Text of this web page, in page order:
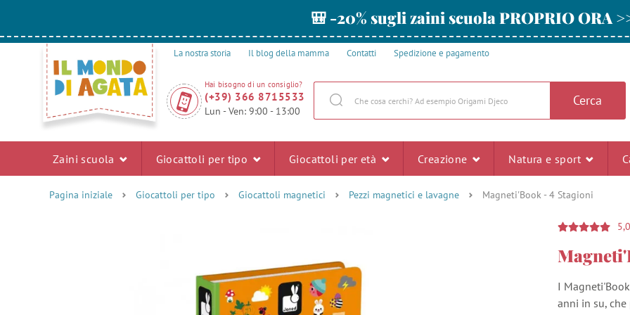
🎒 -20% sugli zaini scuola PROPRIO ORA
La nostra storia Il blog della mamma Contatti Spedizione e pagamento
Hai bisogno di un consiglio?
(+39) 366 8715533
Lun - Ven: 9:00 - 13:00
Cerca
Zaini scuola Giocattoli per tipo Giocattoli per età Creazione Natura e sport
Pagina iniziale Giocattoli per tipo Giocattoli magnetici Pezzi magnetici e lavagne Magneti'Book - 4 Stagioni
5,0
I
anni in su,